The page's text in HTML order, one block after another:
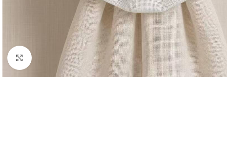
Κλικ για μεγέθυνση